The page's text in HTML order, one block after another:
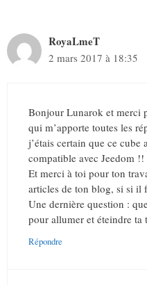
RoyaLmeT
2 mars 2017 à 18:35
Bonjour Lunarok et merci
qui m’apporte toutes les
j’étais certain que ce cube
compatible avec Jeedom
Et merci à toi pour ton
articles de ton blog, si si il
Une dernière question :
pour allumer et éteindre ta
Répondre